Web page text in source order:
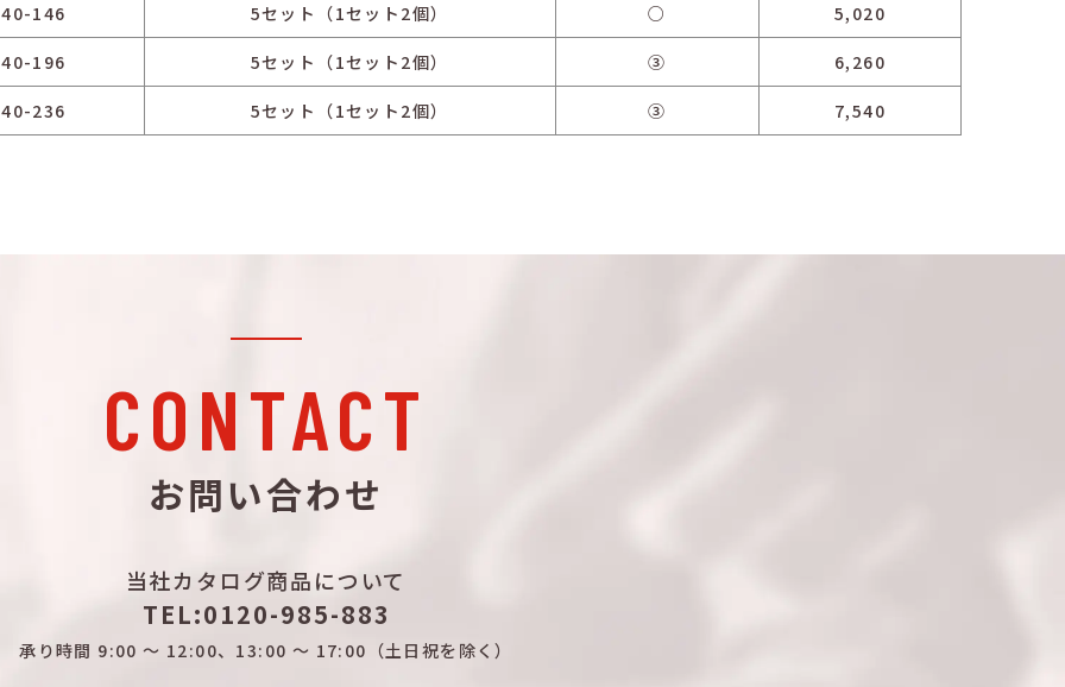
146 5セット（1セット2個） ○ 5,020
196 5セット（1セット2個） ③ 6,260
236 5セット（1セット2個） ③ 7,540
CONTACT
お問い合わせ
当社カタログ商品について
TEL:0120-985-883
承り時間 9:00 ～ 12:00、13:00 ～ 17:00 （土日祝を除く）